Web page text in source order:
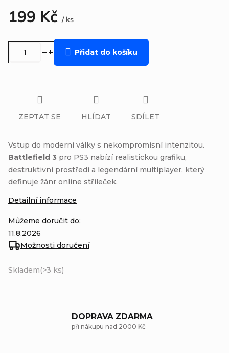
199 Kč / ks
Skladem(>3 ks)
Můžeme doručit do:
11.8.2026
Možnosti doručení
Přidat do košíku
Vstup do moderní války s nekompromisní intenzitou.
Battlefield 3 pro PS3 nabízí realistickou grafiku,
destruktivní prostředí a legendární multiplayer, který
definuje žánr online stříleček.
Detailní informace
ZEPTAT SE HLÍDAT SDÍLET
DOPRAVA ZDARMA
při nákupu nad 2000 Kč